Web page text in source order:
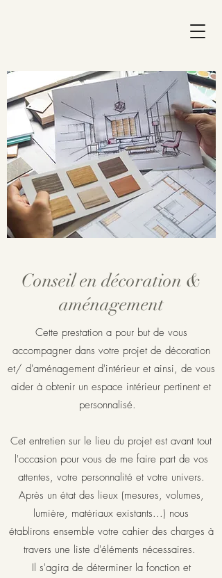
Conseil en décoration &
aménagement
Cette prestation a pour but de vous
accompagner dans votre projet de décoration
et/ d'aménagement d'intérieur et ainsi, de vous
aider à obtenir un espace intérieur pertinent et
personnalisé.
Cet entretien sur le lieu du projet est avant tout
l'occasion pour vous de me faire part de vos
attentes, votre personnalité et votre univers.
Après un état des lieux (mesures, volumes,
lumière, matériaux existants...) nous
établirons ensemble votre cahier des charges à
travers une liste d'éléments nécessaires.
Il s'agira de déterminer la fonction et